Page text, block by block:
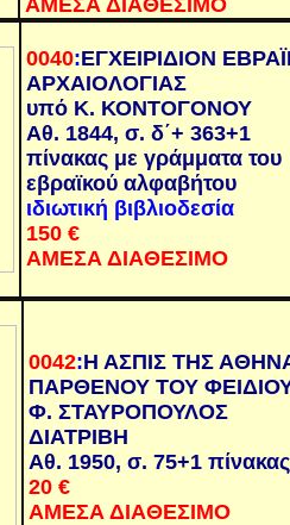
ΑΜΕΣΑ ΔΙΑΘΕΣΙΜΟ
0040:ΕΓΧΕΙΡΙΔΙΟΝ
ΑΡΧΑΙΟΛΟΓΙΑΣ
υπό Κ. ΚΟΝΤΟΓΟΝΟΥ
Αθ. 1844, σ. δ΄+ 363+1
πίνακας με γράμματα του
εβραϊκού αλφαβήτου
ιδιωτική βιβλιοδεσία
150€
ΑΜΕΣΑ ΔΙΑΘΕΣΙΜΟ
0042:Η ΑΣΠΙΣ ΤΗΣ
ΠΑΡΘΕΝΟΥ ΤΟΥ
Φ. ΣΤΑΥΡΟΠΟΥΛΟΣ
ΔΙΑΤΡΙΒΗ
Αθ. 1950, σ. 75+1 πίνακας
20€
ΑΜΕΣΑ ΔΙΑΘΕΣΙΜΟ